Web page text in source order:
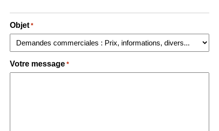
Objet *
Votre message *